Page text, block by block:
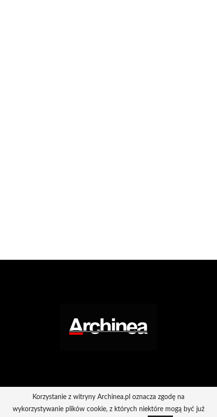
Korzystanie z witryny Archinea.pl oznacza zgodę na
wykorzystywanie plików cookie, z których niektóre mogą być już